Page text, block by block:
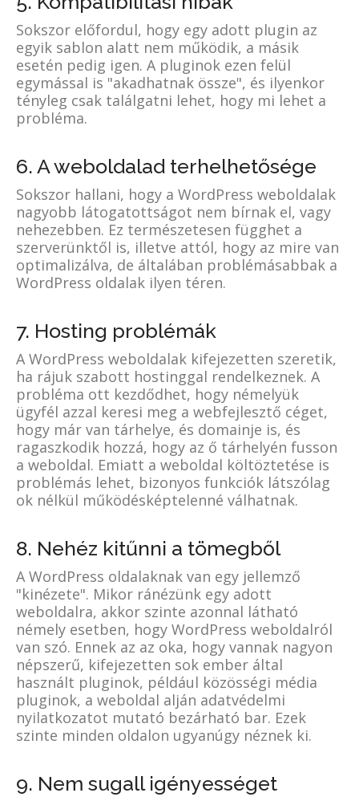
Sokszor előfordul, hogy egy adott plugin az
egyik sablon alatt nem működik, a másik
esetén pedig igen. A pluginok ezen felül
egymással is "akadhatnak össze", és ilyenkor
tényleg csak találgatni lehet, hogy mi lehet a
probléma.
6. A weboldalad terhelhetősége
Sokszor hallani, hogy a WordPress weboldalak
nagyobb látogatottságot nem bírnak el, vagy
nehezebben. Ez természetesen függhet a
szerverünktől is, illetve attól, hogy az mire van
optimalizálva, de általában problémásabbak a
WordPress oldalak ilyen téren.
7. Hosting problémák
A WordPress weboldalak kifejezetten szeretik,
ha rájuk szabott hostinggal rendelkeznek. A
probléma ott kezdődhet, hogy némelyük
ügyfél azzal keresi meg a webfejlesztő céget,
hogy már van tárhelye, és domainje is, és
ragaszkodik hozzá, hogy az ő tárhelyén fusson
a weboldal. Emiatt a weboldal költöztetése is
problémás lehet, bizonyos funkciók látszólag
ok nélkül működésképtelenné válhatnak.
8. Nehéz kitűnni a tömegből
A WordPress oldalaknak van egy jellemző
"kinézete". Mikor ránézünk egy adott
weboldalra, akkor szinte azonnal látható
némely esetben, hogy WordPress weboldalról
van szó. Ennek az az oka, hogy vannak nagyon
népszerű, kifejezetten sok ember által
használt pluginok, például közösségi média
pluginok, a weboldal alján adatvédelmi
nyilatkozatot mutató bezárható bar. Ezek
szinte minden oldalon ugyanúgy néznek ki.
9. Nem sugall igényességet